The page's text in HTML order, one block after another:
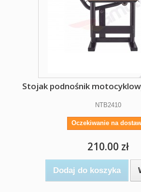
Stojak podnośnik
NTB2410
Oczekiwanie na
210.00 zł
Dodaj do koszyka